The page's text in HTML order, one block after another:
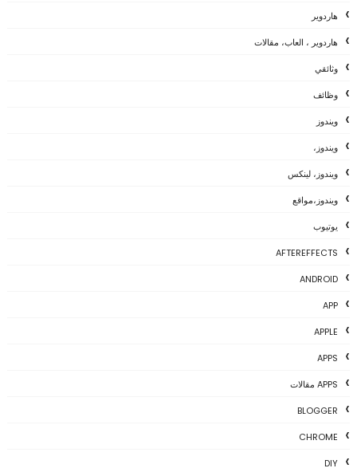
هاردوير
هاردوير ، العاب، مقالات
وثائقي
وظائف
ويندوز
ويندوز،
ويندوز، لينكس
ويندوز،مواقع
يوتيوب
AFTEREFFECTS
ANDROID
APP
APPLE
APPS
APPS مقالات
BLOGGER
CHROME
DIY